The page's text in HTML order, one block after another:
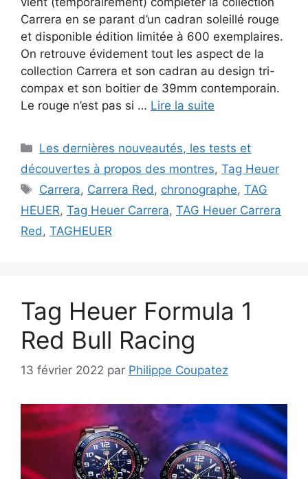
Carrera en se parant d’un cadran soleillé rouge
et disponible édition limitée à 600 exemplaires.
On retrouve évidement tout les aspect de la
collection Carrera et son cadran au design tri-
compax et son boitier de 39mm contemporain.
Le rouge n’est pas si … Lire la suite
Catégories
Les dernières nouveautés, les tests et
découvertes à propos des montres, Tag Heuer
Étiquettes
Carrera, Carrera Red , chronographe,TAG
HEUER, Tag Heuer Carrera, TAG Heuer Carrera
Red , TAGHEUER
Tag Heuer Formula 1
Red Bull Racing
13 février 2022 par Philippe Coupatez